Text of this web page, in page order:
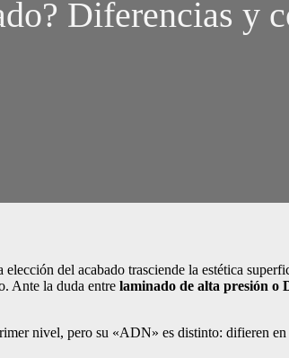
Diferencias y
del acabado trasciende la estética
Ante la duda entre laminado de alta presión o
nivel, pero su «ADN» es distinto: difieren